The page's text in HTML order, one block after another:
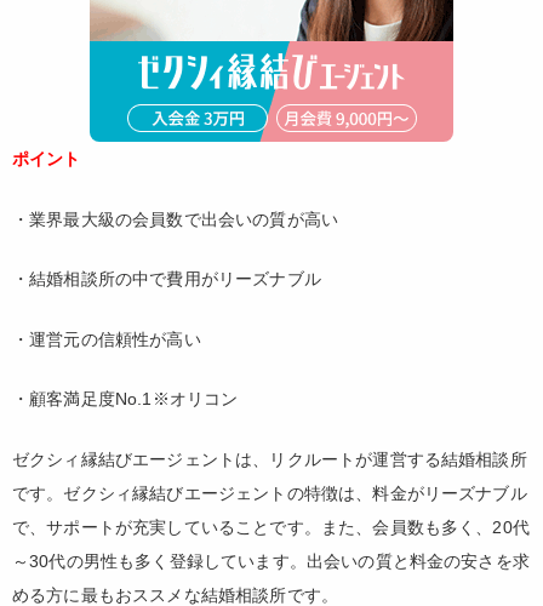
ポイント
・業界最大級の会員数で出会いの質が高い
・結婚相談所の中で費用がリーズナブル
・運営元の信頼性が高い
・顧客満足度No.1※オリコン
ゼクシィ縁結びエージェントは、リクルートが運営する結婚相談所
です。ゼクシィ縁結びエージェントの特徴は、料金がリーズナブル
で、サポートが充実していることです。また、会員数も多く、20代
～30代の男性も多く登録しています。出会いの質と料金の安さを求
める方に最もおススメな結婚相談所です。